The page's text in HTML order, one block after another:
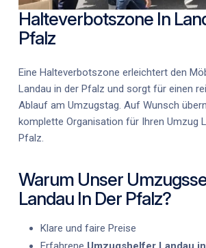
Halteverbotszone In
Pfalz
Eine Halteverbotszone erleichtert den
Landau in der Pfalz und sorgt für einen
Ablauf am Umzugstag. Auf Wunsch
komplette Organisation für Ihren Umzug
Pfalz.
Warum Unser
Landau In Der Pfalz?
Klare und faire Preise